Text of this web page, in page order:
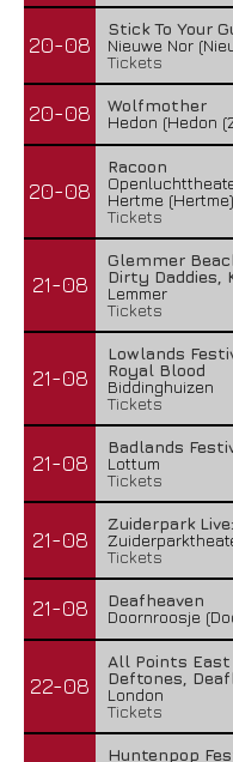
20-08
Stick To Your
Nieuwe Nor
Tickets
20-08
Wolfmother
Hedon (Hedon
20-08
Racoon
Hertme
Tickets
21-08
Glemmer
Dirty Daddies,
Lemmer
Tickets
21-08
Lowlands
Royal Blood
Biddinghuizen
Tickets
21-08
Badlands
Lottum
Tickets
21-08
Zuiderpark
Tickets
21-08
Deafheaven
Doornroosje
22-08
All Points East
Deftones,
London
Tickets
Huntenpop